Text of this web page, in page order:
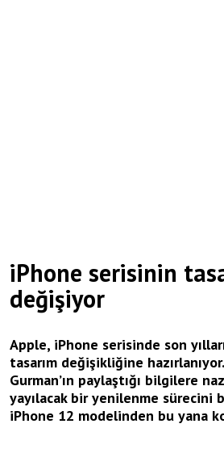
iPhone serisinin
değişiyor
Apple, iPhone serisinde son
tasarım değişikliğine
Gurman’ın paylaştığı bilgilere
yayılacak bir yenilenme sürecini
iPhone 12 modelinden bu yana